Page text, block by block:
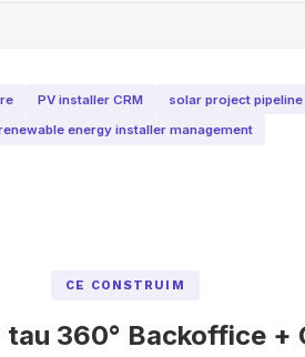
PV installer CRM solar project pipeline
energy installer management
CE CONSTRUIM
tau 360° Backoffice +